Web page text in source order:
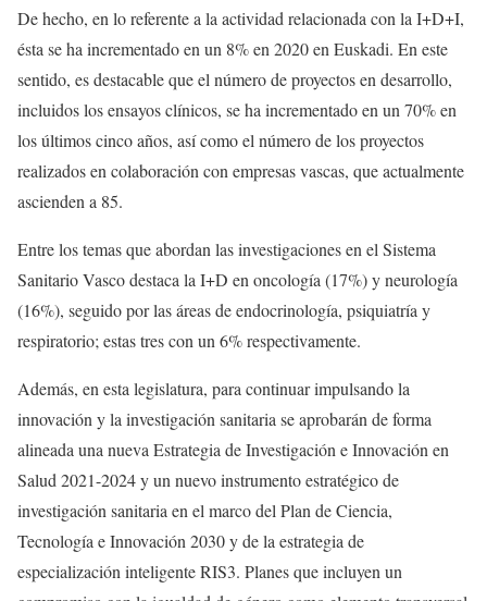
De hecho, en lo referente a la actividad relacionada con la I+D+I,
ésta se ha incrementado en un 8% en 2020 en Euskadi. En este
sentido, es destacable que el número de proyectos en desarrollo,
incluidos los ensayos clínicos, se ha incrementado en un 70% en
los últimos cinco años, así como el número de los proyectos
realizados en colaboración con empresas vascas, que actualmente
ascienden a 85.
Entre los temas que abordan las investigaciones en el Sistema
Sanitario Vasco destaca la I+D en oncología (17%) y neurología
(16%), seguido por las áreas de endocrinología, psiquiatría y
respiratorio; estas tres con un 6% respectivamente.
Además, en esta legislatura, para continuar impulsando la
innovación y la investigación sanitaria se aprobarán de forma
alineada una nueva Estrategia de Investigación e Innovación en
Salud 2021-2024 y un nuevo instrumento estratégico de
investigación sanitaria en el marco del Plan de Ciencia,
Tecnología e Innovación 2030 y de la estrategia de
especialización inteligente RIS3. Planes que incluyen un